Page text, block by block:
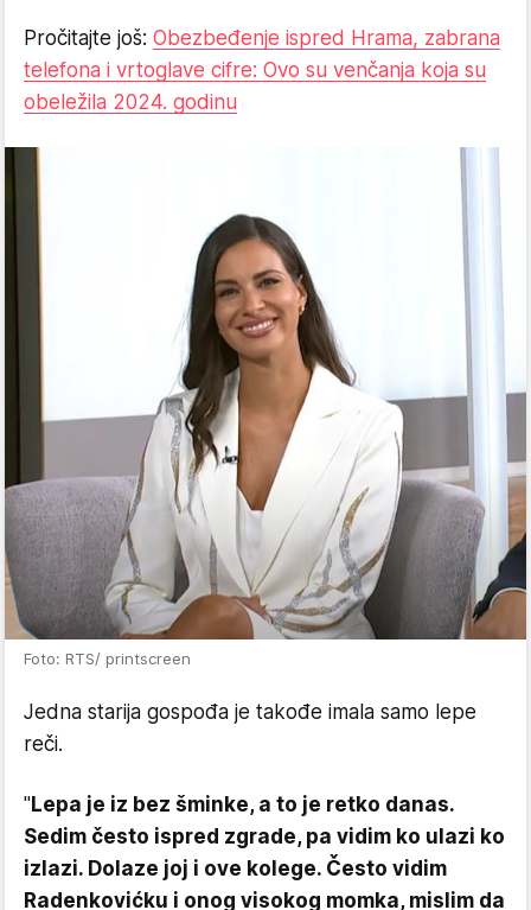
Pročitajte još: Obezbeđenje ispred Hrama, zabrana
telefona i vrtoglave cifre: Ovo su venčanja koja su
obeležila 2024. godinu
Foto: RTS/ printscreen
Jedna starija gospođa je takođe imala samo lepe
reči.
"Lepa je iz bez šminke, a to je retko danas.
Sedim često ispred zgrade, pa vidim ko ulazi ko
izlazi. Dolaze joj i ove kolege. Često vidim
Radenkovićku i onog visokog momka, mislim da